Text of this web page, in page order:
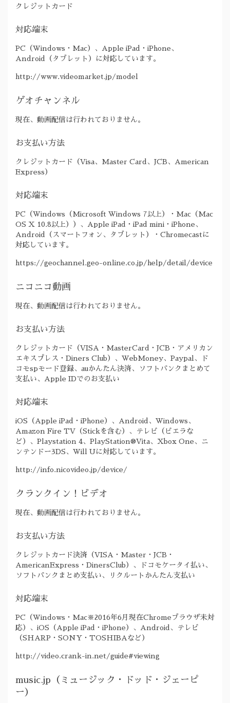
クレジットカード
対応端末
PC（Windows・Mac）、Apple iPad・iPhone、
Android（タブレット）に対応しています。
http://www.videomarket.jp/model
ゲオチャンネル
現在、動画配信は行われておりません。
お支払い方法
クレジットカード（Visa、Master Card、JCB、American
Express）
対応端末
PC（Windows（Microsoft Windows 7以上）・Mac（Mac
OS X 10.8以上））、Apple iPad・iPad mini・iPhone、
Android（スマートフォン、タブレット）・Chromecastに
対応しています。
https://geochannel.geo-online.co.jp/help/detail/device
ニコニコ動画
現在、動画配信は行われておりません。
お支払い方法
クレジットカード（VISA・MasterCard・JCB・アメリカン
エキスプレス・Diners Club）、WebMoney、Paypal、ド
コモspモード登録、auかんたん決済、ソフトバンクまとめて
支払い、Apple IDでのお支払い
対応端末
iOS（Apple iPad・iPhone）、Android、Windows、
Amazon Fire TV（Stickを含む）、テレビ（ビエラな
ど）、Playstation 4、PlayStation®Vita、Xbox One、ニ
ンテンドー3DS、Will Uに対応しています。
http://info.nicovideo.jp/device/
クランクイン！ビデオ
現在、動画配信は行われておりません。
お支払い方法
クレジットカード決済（VISA・Master・JCB・
AmericanExpress・DinersClub）、ドコモケータイ払い、
ソフトバンクまとめ支払い、リクルートかんたん支払い
対応端末
PC（Windows・Mac※2016年6月現在Chromeブラウザ未対
応）、iOS（Apple iPad・iPhone）、Android、テレビ
（SHARP・SONY・TOSHIBAなど）
http://video.crank-in.net/guide#viewing
music.jp（ミュージック・ドッド・ジェーピ
ー）